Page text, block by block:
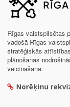
Rīgas valstspilsētas
vadošā Rīgas
stratēģiskās
plānošanas
veicināšanā.
Norēķinu